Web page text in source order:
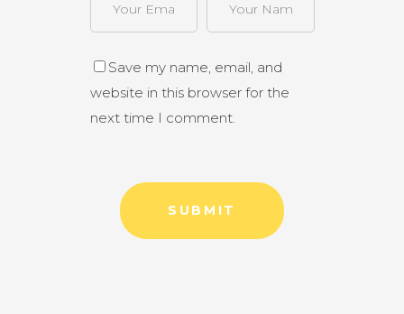
Save my name, email, and
website in this browser for the
next time I comment.